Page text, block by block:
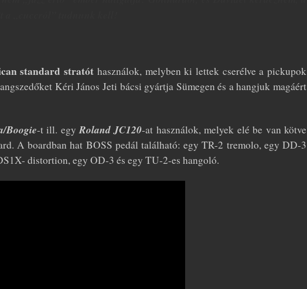
standard stratót használok, melyben ki lettek cserélve a pickupok
Kéri János Jeti bácsi gyártja Sümegen és a hangjuk magáért
Boogie-t ill. egyRoland JC120-at használok, melyek elé be van kötve
A boardban hat BOSS pedál található: egy TR-2 tremolo, egy DD-3
distortion, egy OD-3 és egy TU-2-es hangoló.